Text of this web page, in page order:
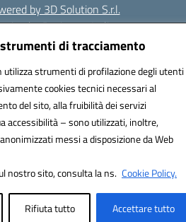
di tracciamento
strumenti di profilazione degli
cookies tecnici necessari al
del sito, alla fruibilità dei servizi
accessibilità – sono utilizzati, inoltre,
messi a disposizione da Web
nostro sito, consulta la ns. Cookie Policy.
Rifiuta tutto Accettare tutto
by 3D Solution S.r.l.
by Designers Italia